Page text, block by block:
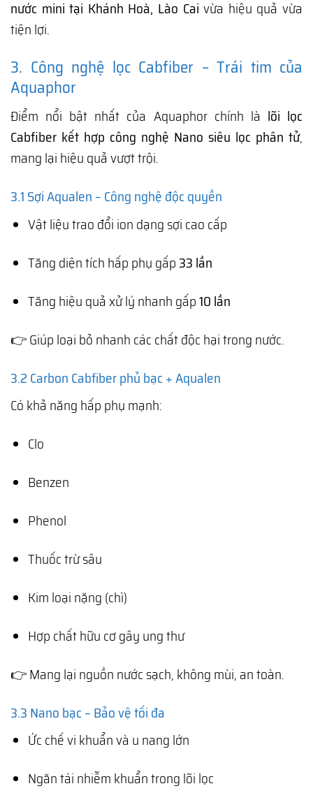
nước mini tại Khánh Hoà, Lào Cai vừa hiệu quả vừa
tiện lợi.
3. Công nghệ lọc Cabfiber – Trái tim của
Aquaphor
Điểm nổi bật nhất của Aquaphor chính là lõi lọc
Cabfiber kết hợp công nghệ Nano siêu lọc phân tử,
mang lại hiệu quả vượt trội.
3.1 Sợi Aqualen – Công nghệ độc quyền
Vật liệu trao đổi ion dạng sợi cao cấp
Tăng diện tích hấp phụ gấp33 lần
Tăng hiệu quả xử lý nhanh gấp10 lần
👉 Giúp loại bỏ nhanh các chất độc hại trong nước.
3.2 Carbon Cabfiber phủ bạc + Aqualen
Có khả năng hấp phụ mạnh:
Clo
Benzen
Phenol
Thuốc trừ sâu
Kim loại nặng (chì)
Hợp chất hữu cơ gây ung thư
👉 Mang lại nguồn nước sạch, không mùi, an toàn.
3.3 Nano bạc – Bảo vệ tối đa
Ức chế vi khuẩn và u nang lớn
Ngăn tái nhiễm khuẩn trong lõi lọc